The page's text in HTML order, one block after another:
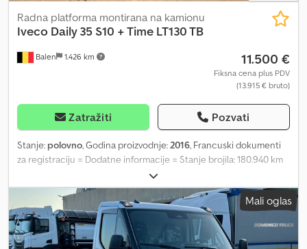
Balen 1.426 km
Radna platforma montirana na kamionu
Iveco Daily 35 S10 + Time LT130 TB
11.500 €
Fiksna cena plus PDV
(13.915 € bruto)
Zatražiti Pozvati
Stanje: polovno, Godina proizvodnje: 2016, Francuski dokumenti
za registraciju = Dodatne informacije = Stanje brojila: 180.940 km
Dcsdpfxszr T Txe Akwek Radna visina: 1.300 cm Nivo emisije: Faza V
/ Kategorija V Za više informacija, obratite se Gertu Geuensu.
Mali oglas